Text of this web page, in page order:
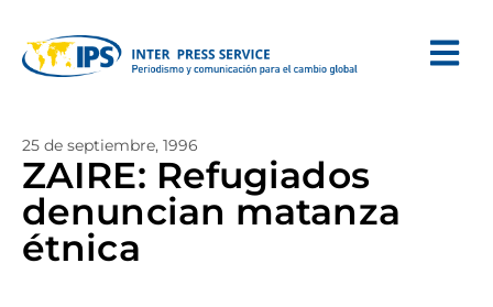
25 de septiembre, 1996
ZAIRE: Refugiados
denuncian matanza
étnica